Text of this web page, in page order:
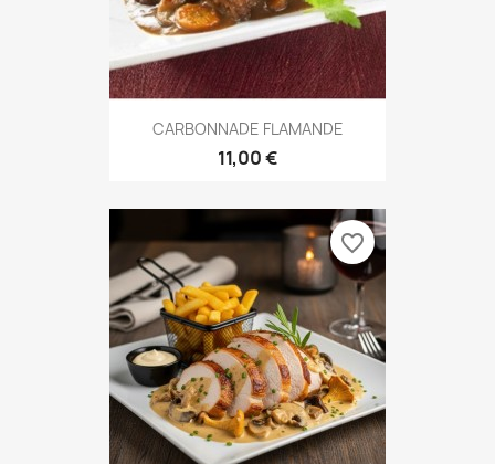
CARBONNADE FLAMANDE
11,00 €
favorite_border